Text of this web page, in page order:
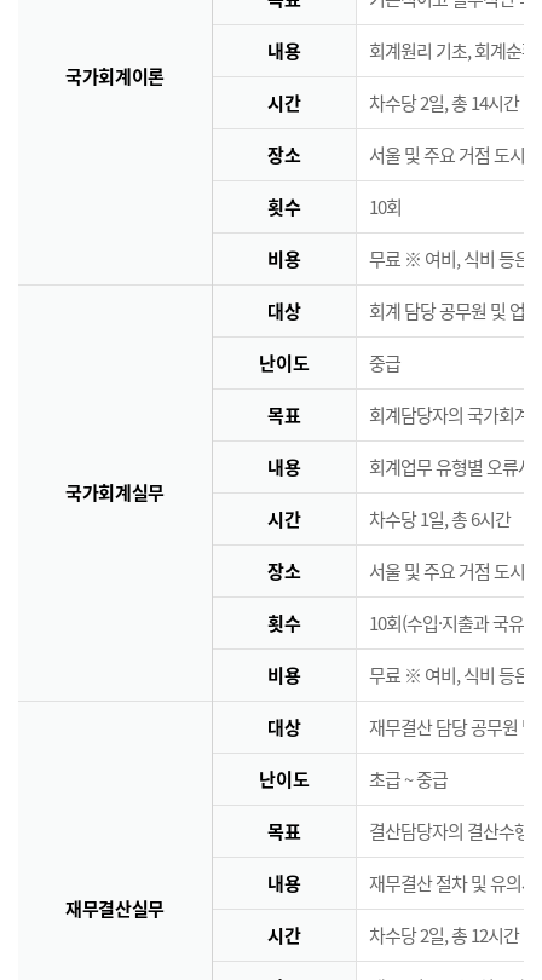
국가회계이론
내용 회계원리 기초, 회계순
시간 차수당 2일, 총 14시간
장소 서울 및 주요 거점 도시
횟수 10회
비용 무료 ※ 여비, 식비 등은
국가회계실무
대상 회계 담당 공무원 및 업
난이도 중급
목표 회계담당자의 국가회계
내용 회계업무 유형별 오류사
시간 차수당 1일, 총 6시간
장소 서울 및 주요 거점 도시
횟수 10회(수입·지출과 국유·
비용 무료 ※ 여비, 식비 등은
재무결산실무
대상 재무결산 담당 공무원
난이도 초급 ~ 중급
목표 결산담당자의 결산수행
내용 재무결산 절차 및 유의사
시간 차수당 2일, 총 12시간